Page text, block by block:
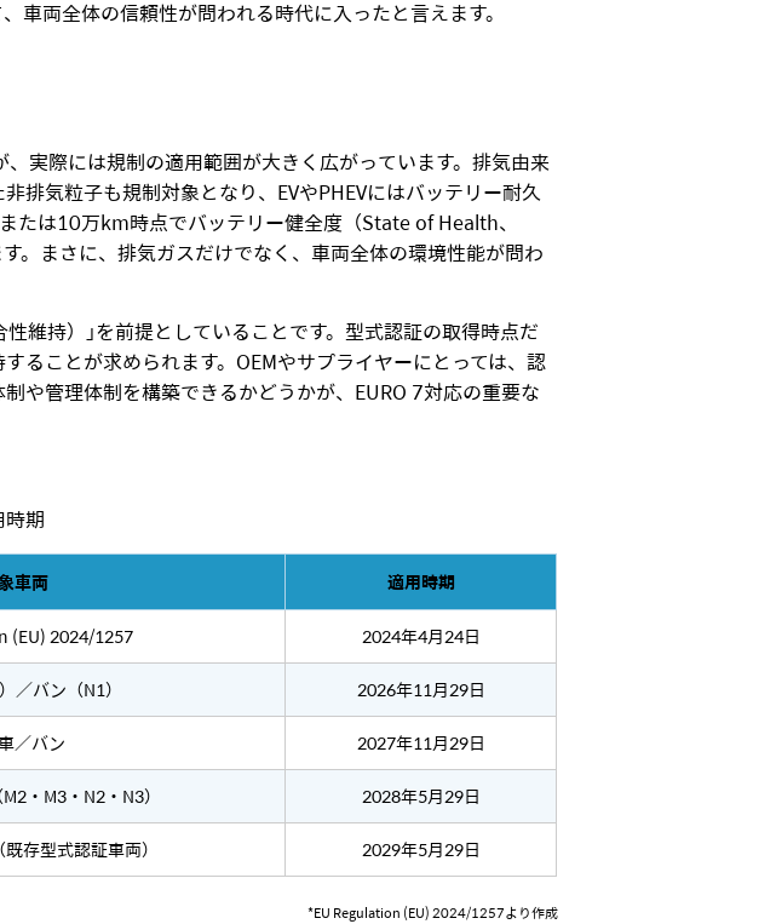
両全体の信頼性が問われる時代に入ったと言えます。
実際には規制の適用範囲が大きく広がっています。排気由来
排気粒子も規制対象となり、EVやPHEVにはバッテリー耐久
たは10万km時点でバッテリー健全度（State of Health、
まさに、排気ガスだけでなく、車両全体の環境性能が問わ
維持）」を前提としていることです。型式認証の取得時点だ
ることが求められます。OEMやサプライヤーにとっては、認
や管理体制を構築できるかどうかが、EURO 7対応の重要な
時期
車両 適用時期
(EU) 2024/1257
2024年4月24日
／バン（N1）
2026年11月29日
／バン
2027年11月29日
・M3・N2・N3）
2028年5月29日
存型式認証車両） 2029年5月29日
*EU Regulation (EU) 2024/1257より作成